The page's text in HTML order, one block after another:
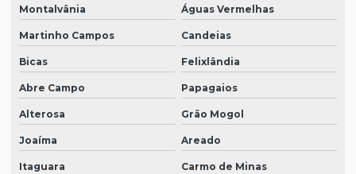
Montalvânia Águas Vermelhas
Martinho Campos Candeias
Bicas Felixlândia
Abre Campo Papagaios
Alterosa Grão Mogol
Joaíma Areado
Itaguara Carmo de Minas